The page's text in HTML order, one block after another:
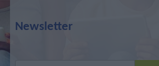
Newsletter